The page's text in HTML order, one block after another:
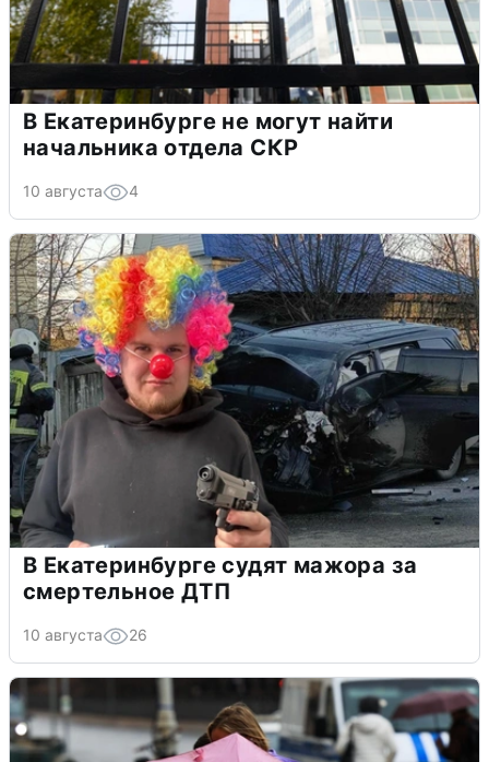
В Екатеринбурге не могут найти
начальника отдела СКР
10 августа 4
В Екатеринбурге судят мажора за
смертельное ДТП
10 августа 26